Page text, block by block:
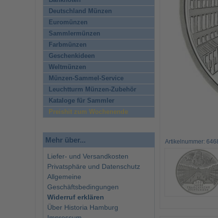
Artikelnummer:
Deutschland Münzen
Euromünzen
Sammlermünzen
Farbmünzen
Geschenkideen
Weltmünzen
Münzen-Sammel-Service
Leuchtturm Münzen-Zubehör
Kataloge für Sammler
Preishit zum Wochenende
Mehr über...
Liefer- und Versandkosten
Privatsphäre und Datenschutz
Allgemeine
Geschäftsbedingungen
Widerruf erklären
Über Historia Hamburg